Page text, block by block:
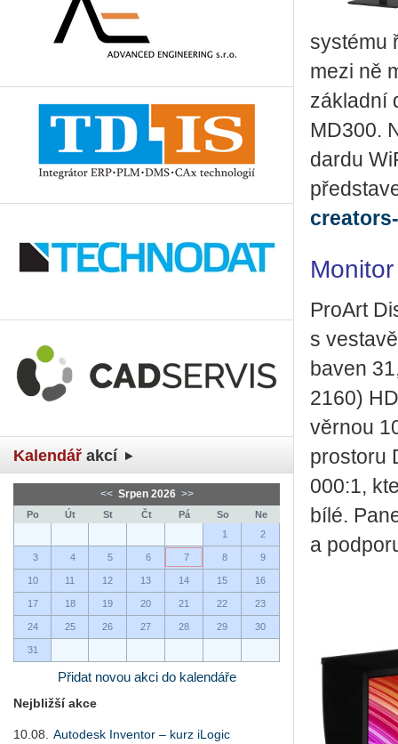
Kalendář akcí
<< Srpen 2026 >>
Po Út St Čt Pá So
Ne
1
2
3 4 5 6 7 8 9
10 11 12 13 14 15 16
17 18 19 20 21 22 23
24 25 26 27 28 29 30
31
Přidat novou akci do kalendáře
Nejbližší akce
10.08.
Autodesk Inventor – kurz iLogic
sys­té­mu
mezi ně
zá­klad­ní
MD300.
dar­du
Pro­Art
s
ba­ven
2160)
věr­nou
pro­sto­ru
000:1,
bílé.
a